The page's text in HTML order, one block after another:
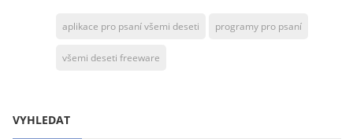
aplikace pro psaní všemi deseti programy pro psaní
všemi deseti freeware
VYHLEDAT